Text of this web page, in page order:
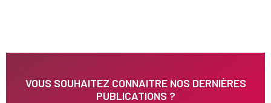
VOUS SOUHAITEZ CONNAITRE NOS DERNIÈRES
PUBLICATIONS ?